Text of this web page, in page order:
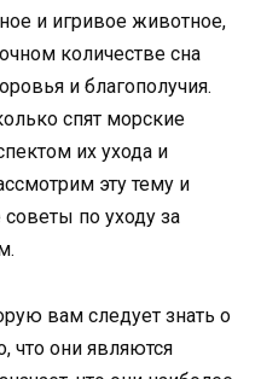
и игривое животное,
количестве сна
и благополучия.
спят морские
их ухода и
эту тему и
по уходу за
вам следует знать о
что они являются